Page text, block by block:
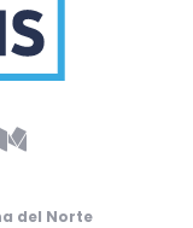
del Norte